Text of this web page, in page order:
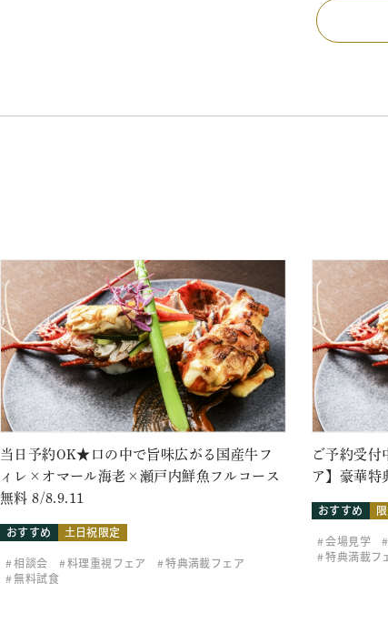
当日予約OK★口の中で旨味広がる国産牛フ
ィレ×オマール海老×瀬戸内鮮魚フルコース
無料 8/8.9.11
おすすめ
土日祝限定
相談会
料理重視フェア
特典満載フェア
無料試食
ご予約受付
ア】豪華
おすすめ
会場見学
特典満載フ